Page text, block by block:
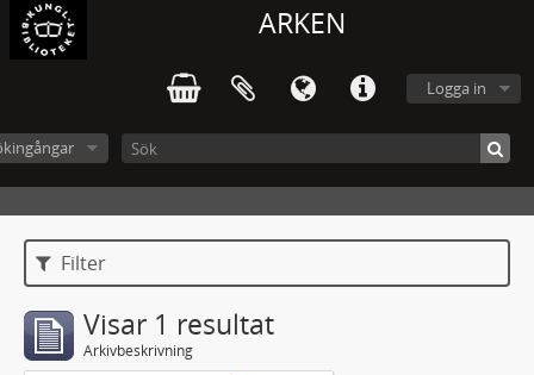
ARKEN
Logga in
Filter
Visar 1 resultat
Arkivbeskrivning